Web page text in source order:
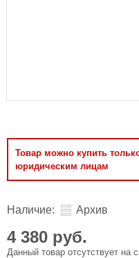
Товар можно купить
юридическим лицам
Наличие: Архив
4 380 руб.
Данный товар отсутствует на